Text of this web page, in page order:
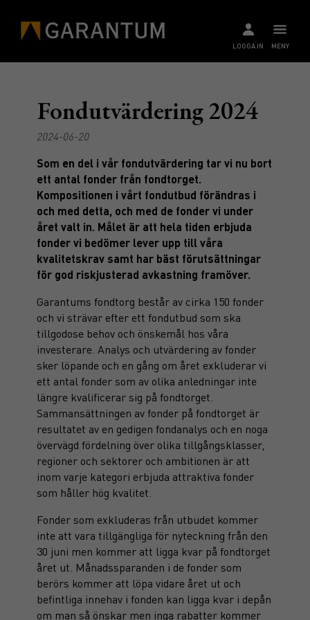
MENY
LOGGA IN
Fondutvärdering 2024
2024-06-20
Som en del i vår fondutvärdering tar vi nu bort
ett antal fonder från fondtorget.
Kompositionen i vårt fondutbud förändras i
och med detta, och med de fonder vi under
året valt in. Målet är att hela tiden erbjuda
fonder vi bedömer lever upp till våra
kvalitetskrav samt har bäst förutsättningar
för god riskjusterad avkastning framöver.
Garantums fondtorg består av cirka 150 fonder
och vi strävar efter ett fondutbud som ska
tillgodose behov och önskemål hos våra
investerare. Analys och utvärdering av fonder
sker löpande och en gång om året exkluderar vi
ett antal fonder som av olika anledningar inte
längre kvalificerar sig på fondtorget.
Sammansättningen av fonder på fondtorget är
resultatet av en gedigen fondanalys och en noga
övervägd fördelning över olika tillgångsklasser,
regioner och sektorer och ambitionen är att
inom varje kategori erbjuda attraktiva fonder
som håller hög kvalitet.
Fonder som exkluderas från utbudet kommer
inte att vara tillgängliga för nyteckning från den
30 juni men kommer att ligga kvar på fondtorget
året ut. Månadssparanden i de fonder som
berörs kommer att löpa vidare året ut och
befintliga innehav i fonden kan ligga kvar i depån
om man så önskar men inga rabatter kommer